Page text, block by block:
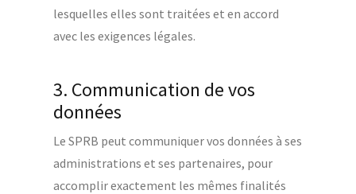
lesquelles elles sont traitées et en accord
avec les exigences légales.
3. Communication de vos
données
Le SPRB peut communiquer vos données à ses
administrations et ses partenaires, pour
accomplir exactement les mêmes finalités